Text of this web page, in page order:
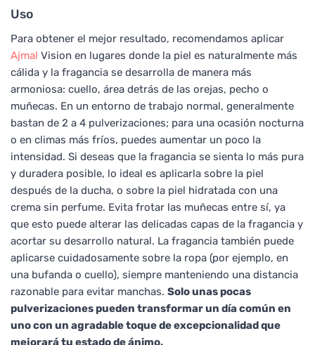
Uso
Para obtener el mejor resultado, recomendamos aplicar
Ajmal Vision en lugares donde la piel es naturalmente más
cálida y la fragancia se desarrolla de manera más
armoniosa: cuello, área detrás de las orejas, pecho o
muñecas. En un entorno de trabajo normal, generalmente
bastan de 2 a 4 pulverizaciones; para una ocasión nocturna
o en climas más fríos, puedes aumentar un poco la
intensidad. Si deseas que la fragancia se sienta lo más pura
y duradera posible, lo ideal es aplicarla sobre la piel
después de la ducha, o sobre la piel hidratada con una
crema sin perfume. Evita frotar las muñecas entre sí, ya
que esto puede alterar las delicadas capas de la fragancia y
acortar su desarrollo natural. La fragancia también puede
aplicarse cuidadosamente sobre la ropa (por ejemplo, en
una bufanda o cuello), siempre manteniendo una distancia
razonable para evitar manchas. Solo unas pocas
pulverizaciones pueden transformar un día común en
uno con un agradable toque de excepcionalidad que
mejorará tu estado de ánimo.